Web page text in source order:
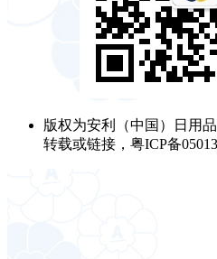
版权为安利（中国）日用
转载或链接，粤ICP备